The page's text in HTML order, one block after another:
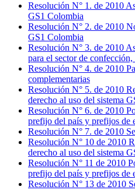
Resolución N° 1. de 2010
GS1 Colombia
Resolución N° 2. de 2010
GS1 Colombia
Resolución N° 3. de 2010
para el sector de
Resolución N° 4. de 2010
complementarias
Resolución N° 5. de 2010
derecho al uso del sistema
Resolución N° 6. de 2010
prefijo del país y prefijos de
Resolución N° 7. de 2010
Resolución N° 10 de 2010
derecho al uso del sistema
Resolución N° 11 de 2010
prefijo del país y prefijos de
Resolución N° 13 de 2010